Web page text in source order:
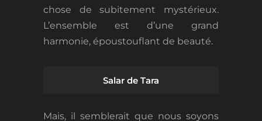
chose de subitement mystérieux.
L’ensemble est d’une grand
harmonie, époustouflant de beauté.
Salar de Tara
Mais, il semblerait que nous soyons